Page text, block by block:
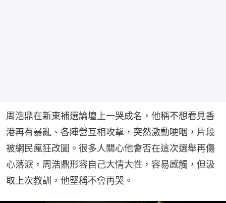
周浩鼎在新東補選論壇上一哭成名，他稱不想看見香
港再有暴亂、各陣營互相攻擊，突然激動哽咽，片段
被網民瘋狂改圖。很多人關心他會否在這次選舉再傷
心落淚，周浩鼎形容自己大情大性，容易感觸，但汲
取上次教訓，他堅稱不會再哭。